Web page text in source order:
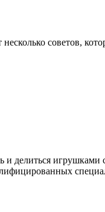
несколько советов,
и делиться игрушками